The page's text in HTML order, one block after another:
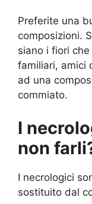
Preferite una
composizioni.
siano i fiori
familiari, amici
ad una
commiato.
I
non
I necrologici
sostituito dal